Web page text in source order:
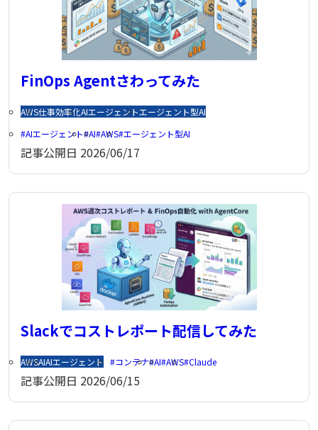
FinOps Agentさわってみた
AWS仕事効率化AIエージェントエージェント型AI
AIエージェント AI AWS エージェント型AI
記事公開日 2026/06/17
Slackでコストレポート配信してみた
AWSAIAIエージェント コンテナ AI AWS Claude
記事公開日 2026/06/15